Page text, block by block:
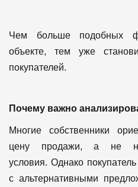
Чем больше подобных
объекте, тем уже
покупателей.
Почему важно
Многие собственники
цену продажи, а не
условия. Однако
с альтернативными